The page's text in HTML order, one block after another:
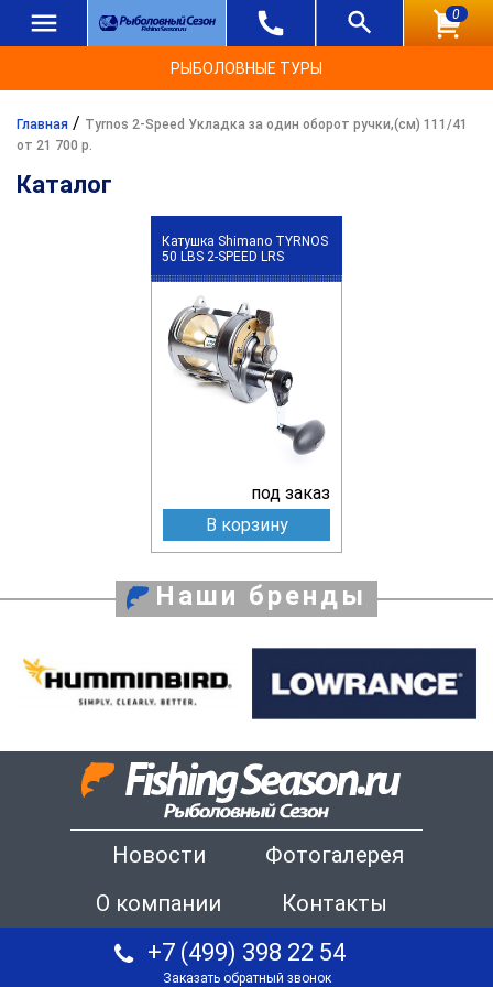
0
РЫБОЛОВНЫЕ ТУРЫ
Главная / Tyrnos 2-Speed Укладка за один оборот ручки,(см) 111/41
от 21 700 р.
Каталог
Катушка Shimano TYRNOS
50 LBS 2-SPEED LRS
под заказ
В корзину
Наши бренды
Новости
Фотогалерея
О компании
Контакты
+7 (499) 398 22 54
Заказать обратный звонок